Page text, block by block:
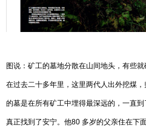
图说：矿工的墓地分散在山间地头，有些
在过去二十多年里，这里两代人出外挖煤
的墓是在所有矿工中埋得最深远的，一直
真正找到了安宁。他80 多岁的父亲住在下